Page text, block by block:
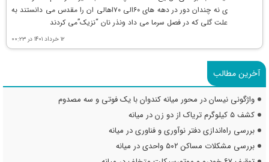
ی نه چندان دور در دهه های ۶۰الی ۷۰اهالی ان را مقدس می دانستند به
علت گلی که در فصل سرما می داد ونذر نان “نزیک”می کردند
۱۲ خرداد ۱۴۰۱ در ۰۰:۲۳
آخرین مطالب
واژگونی نیسان در محور میانه کندوان با یک فوتی و سه مصدوم
کشف ۵ کیلوگرم تریاک از دو زن در میانه
بررسی راه‌اندازی دفتر نوآوری و فناوری در میانه
بررسی مشکلات مساکن ۵۰۲ واحدی در میانه